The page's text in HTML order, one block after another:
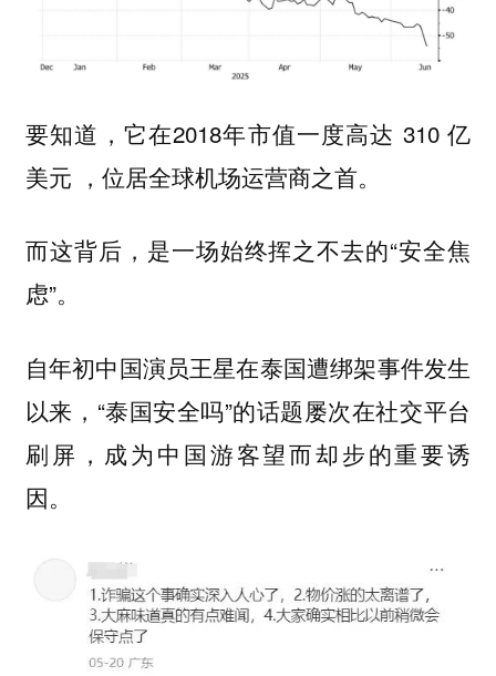
要知道，它在2018年市值一度高达 310 亿
美元 ，位居全球机场运营商之首。
而这背后，是一场始终挥之不去的“安全焦
虑”。
自年初中国演员王星在泰国遭绑架事件发生
以来，“泰国安全吗”的话题屡次在社交平台
刷屏，成为中国游客望而却步的重要诱
因。